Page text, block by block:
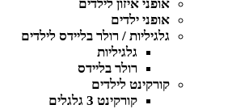
אופני איזון לילדים
אופני ילדים
גלגיליות / רולר בליידס לילדים
גלגיליות
רולר בליידס
קורקינט לילדים
קורקינט 3 גלגלים